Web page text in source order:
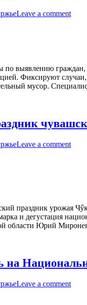
Leave a comment
по выявлению
Фиксируют
мусор.
Leave a comment
праздник урожая
и дегустация
области Юрий
на
Leave a comment